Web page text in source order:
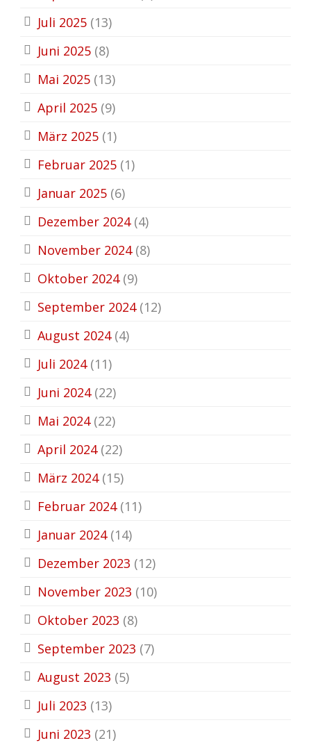
Juli 2025 (13)
Juni 2025 (8)
Mai 2025 (13)
April 2025 (9)
März 2025 (1)
Februar 2025 (1)
Januar 2025 (6)
Dezember 2024(4)
November 2024(8)
Oktober 2024(9)
September 2024(12)
August 2024(4)
Juli 2024(11)
Juni 2024(22)
Mai 2024(22)
April 2024(22)
März 2024(15)
Februar 2024(11)
Januar 2024(14)
Dezember 2023 (12)
November 2023 (10)
Oktober 2023 (8)
September 2023 (7)
August 2023 (5)
Juli 2023 (13)
Juni 2023 (21)